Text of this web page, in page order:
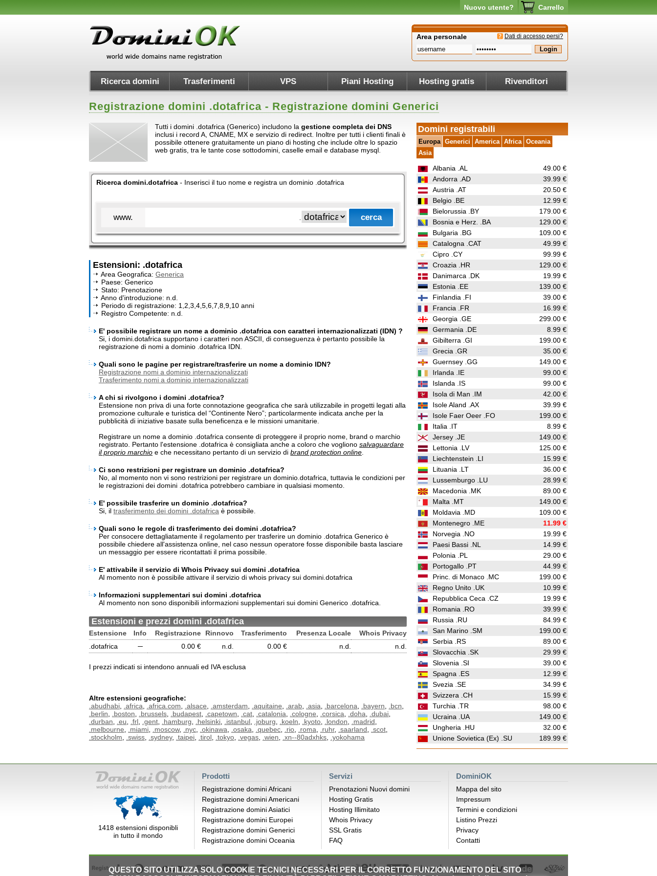
Nuovo utente? Carrello
Dati di accesso persi?
Area personale
Ricerca domini Trasferimenti VPS Piani Hosting Hosting gratis Rivenditori
Registrazione domini .dotafrica - Registrazione domini Generici
Tutti i domini .dotafrica (Generico) includono la gestione completa dei DNS
inclusi i record A, CNAME, MX e servizio di redirect. Inoltre per tutti i clienti finali è
possibile ottenere gratuitamente un piano di hosting che include oltre lo spazio
web gratis, tra le tante cose sottodomini, caselle email e database mysql.
Ricerca domini.dotafrica - Inserisci il tuo nome e registra un dominio .dotafrica
www.
Estensioni: .dotafrica
Area Geografica: Generica
Paese: Generico
Stato: Prenotazione
Anno d'introduzione: n.d.
Periodo di registrazione: 1,2,3,4,5,6,7,8,9,10 anni
Registro Competente: n.d.
E' possibile registrare un nome a dominio .dotafrica con caratteri internazionalizzati (IDN) ?
Si, i domini.dotafrica supportano i caratteri non ASCII, di conseguenza è pertanto possibile la
registrazione di nomi a dominio .dotafrica IDN.
Quali sono le pagine per registrare/trasferire un nome a dominio IDN?
Registrazione nomi a dominio internazionalizzati
Trasferimento nomi a dominio internazionalizzati
A chi si rivolgono i domini .dotafrica?
Estensione non priva di una forte connotazione geografica che sarà utilizzabile in progetti legati alla
promozione culturale e turistica del “Continente Nero”; particolarmente indicata anche per la
pubblicità di iniziative basate sulla beneficenza e le missioni umanitarie.
Registrare un nome a dominio .dotafrica consente di proteggere il proprio nome, brand o marchio
registrato. Pertanto l'estensione .dotafrica è consigliata anche a coloro che vogliono salvaguardare
il proprio marchio e che necessitano pertanto di un servizio di brand protection online
Ci sono restrizioni per registrare un dominio .dotafrica?
No, al momento non vi sono restrizioni per registrare un dominio.dotafrica, tuttavia le condizioni per
le registrazioni dei domini .dotafrica potrebbero cambiare in qualsiasi momento.
E' possibile trasferire un dominio .dotafrica?
Si, il trasferimento dei domini .dotafrica è possibile.
Quali sono le regole di trasferimento dei domini .dotafrica?
Per consocere dettagliatamente il regolamento per trasferire un dominio .dotafrica Generico è
possibile chiedere all'assistenza online, nel caso nessun operatore fosse disponibile basta lasciare
un messaggio per essere ricontattati il prima possibile.
E' attivabile il servizio di Whois Privacy sui domini .dotafrica
Al momento non è possibile attivare il servizio di whois privacy sui domini.dotafrica
Informazioni supplementari sui domini .dotafrica
Al momento non sono disponibili informazioni supplementari sui domini Generico .dotafrica.
Estensioni e prezzi domini .dotafrica
Estensione Info Registrazione Rinnovo Trasferimento Presenza Locale
Whois Privacy
.dotafrica
─ 0.00 € n.d. 0.00 € n.d. n.d.
I prezzi indicati si intendono annuali ed IVA esclusa
Altre estensioni geografiche:
.abudhabi
.africa .africa.com .alsace .amsterdam .aquitaine .arab .asia .barcelona .bayern .bcn
.berlin
.boston .brussels .budapest .capetown .cat .catalonia .cologne .corsica .doha .dubai
.durban
.eu .frl .gent .hamburg .helsinki .istanbul .joburg .koeln .kyoto .london .madrid
.melbourne
.miami .moscow, .nyc .okinawa .osaka .quebec .rio .roma .ruhr, .saarland .scot
.stockholm
.swiss .sydney, .taipei .tirol .tokyo .vegas .wien .xn--80adxhks .yokohama
Domini registrabili
Europa Generici America Africa Oceania
Asia
Albania .AL
49.00 €
Andorra .AD
39.99 €
Austria .AT
20.50 €
Belgio .BE
12.99 €
Bielorussia .BY
179.00 €
Bosnia e Herz. .BA
129.00 €
Bulgaria .BG
109.00 €
Catalogna .CAT
49.99 €
Cipro .CY
99.99 €
Croazia .HR
129.00 €
Danimarca .DK
19.99 €
Estonia .EE
139.00 €
Finlandia .FI
39.00 €
Francia .FR
16.99 €
Georgia .GE
299.00 €
Germania .DE
8.99 €
Gibilterra .GI
199.00 €
Grecia .GR
35.00 €
Guernsey .GG
149.00 €
Irlanda .IE
99.00 €
Islanda .IS
99.00 €
Isola di Man .IM
42.00 €
Isole Aland .AX
39.99 €
Isole Faer Oeer .FO
199.00 €
Italia .IT
8.99 €
Jersey .JE
149.00 €
Lettonia .LV
125.00 €
Liechtenstein .LI
15.99 €
Lituania .LT
36.00 €
Lussemburgo .LU
28.99 €
Macedonia .MK
89.00 €
Malta .MT
149.00 €
Moldavia .MD
109.00 €
Montenegro .ME
11.99 €
Norvegia .NO
19.99 €
Paesi Bassi .NL
14.99 €
Polonia .PL
29.00 €
Portogallo .PT
44.99 €
Princ. di Monaco .MC
199.00 €
Regno Unito .UK
10.99 €
Repubblica Ceca .CZ
19.99 €
Romania .RO
39.99 €
Russia .RU
84.99 €
San Marino .SM
199.00 €
Serbia .RS
89.00 €
Slovacchia .SK
29.99 €
Slovenia .SI
39.00 €
Spagna .ES
12.99 €
Svezia .SE
34.99 €
Svizzera .CH
15.99 €
Turchia .TR
98.00 €
Ucraina .UA
149.00 €
Ungheria .HU
32.00 €
Unione Sovietica (Ex) .SU
189.99 €
1418 estensioni disponibli
in tutto il mondo
Prodotti
Registrazione domini Africani
Registrazione domini Americani
Registrazione domini Asiatici
Registrazione domini Europei
Registrazione domini Generici
Registrazione domini Oceania
Servizi
Prenotazioni Nuovi domini
Hosting Gratis
Hosting Illimitato
Whois Privacy
SSL Gratis
FAQ
DominiOK
Mappa del sito
Impressum
Termini e condizioni
Listino Prezzi
Privacy
Contatti
QUESTO SITO UTILIZZA SOLO COOKIE TECNICI NECESSARI PER IL CORRETTO FUNZIONAMENTO DEL SITO